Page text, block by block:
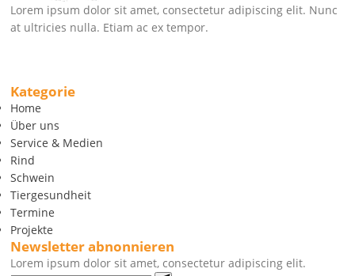
Lorem ipsum dolor sit amet, consectetur adipiscing elit. Nunc
at ultricies nulla. Etiam ac ex tempor.
Kategorie
Home
Über uns
Service & Medien
Rind
Schwein
Tiergesundheit
Termine
Projekte
Newsletter abnonnieren
Lorem ipsum dolor sit amet, consectetur adipiscing elit.